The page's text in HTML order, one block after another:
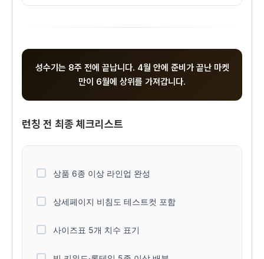
성수기는 8주 전에 끝납니다. 4월 안에 준비가 끝난 마켓
만이 6월에 상위를 가져갑니다.
런칭 전 최종 체크리스트
상품 6종 이상 라인업 완성
상세페이지 비침도 테스트컷 포함
사이즈표 5개 치수 표기